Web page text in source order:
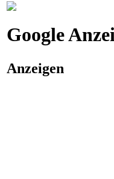
Google
Anzeigen